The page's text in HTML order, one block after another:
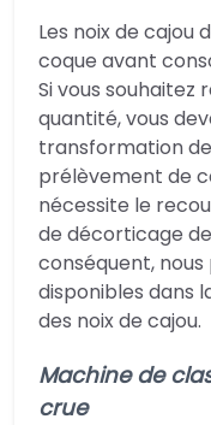
Les noix de
coque avant
Si vous souhaitez
quantité, vous
transformation
prélèvement de
nécessite le
de décorticage
conséquent,
disponibles dans
des noix de cajou.
Machine de
crue